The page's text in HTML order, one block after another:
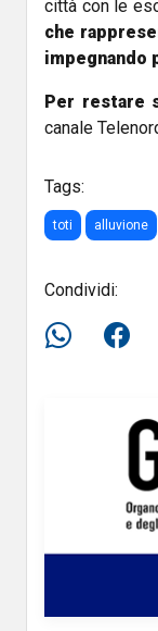
città con le
che
impegnando
Per restare
canale
Tags:
toti alluvione
Condividi: